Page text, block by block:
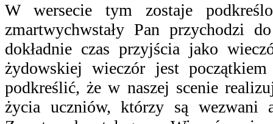
W wersecie tym zostaje
zmartwychwstały Pan przychodzi
dokładnie czas przyjścia jako
żydowskiej wieczór jest
podkreślić, że w naszej scenie
życia uczniów, którzy są